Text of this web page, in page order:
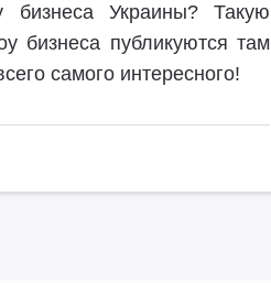
Украины? Такую
бизнеса публикуются там
самого интересного!